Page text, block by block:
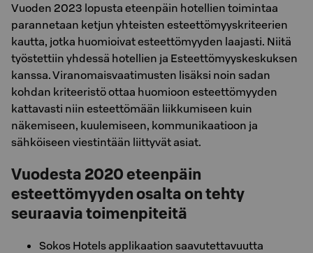
Vuoden 2023 lopusta eteenpäin hotellien toimintaa
parannetaan ketjun yhteisten esteettömyyskriteerien
kautta, jotka huomioivat esteettömyyden laajasti. Niitä
työstettiin yhdessä hotellien ja Esteettömyyskeskuksen
kanssa. Viranomaisvaatimusten lisäksi noin sadan
kohdan kriteeristö ottaa huomioon esteettömyyden
kattavasti niin esteettömään liikkumiseen kuin
näkemiseen, kuulemiseen, kommunikaatioon ja
sähköiseen viestintään liittyvät asiat.
Vuodesta 2020 eteenpäin
esteettömyyden osalta on tehty
seuraavia toimenpiteitä
Sokos Hotels applikaation saavutettavuutta